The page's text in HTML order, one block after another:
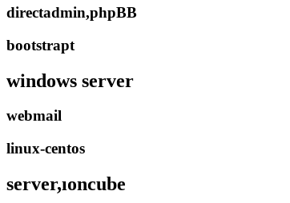
directadmin,phpBB
bootstrapt
windows server
webmail
linux-centos
server,ıoncube